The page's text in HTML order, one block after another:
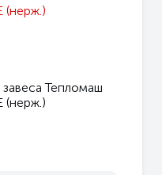
Тепломаш
(нерж.)